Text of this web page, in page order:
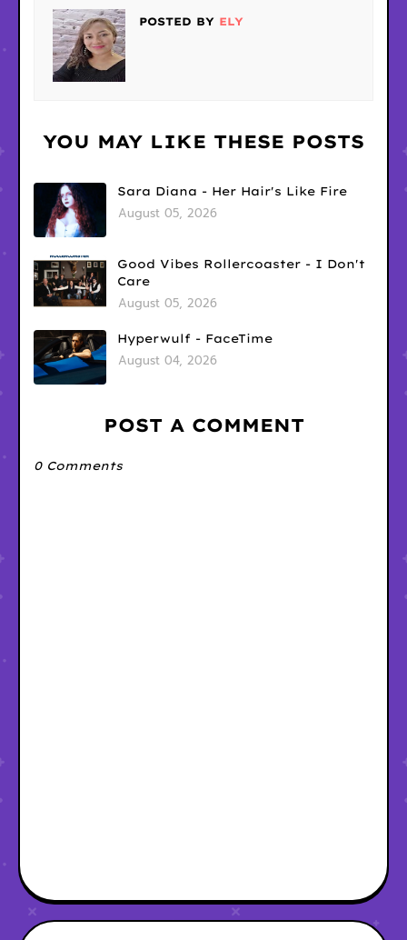
POSTED BY ELY
YOU MAY LIKE THESE POSTS
Sara Diana - Her Hair's Like Fire
August 05, 2026
Good Vibes Rollercoaster - I Don't
Care
August 05, 2026
Hyperwulf - FaceTime
August 04, 2026
POST A COMMENT
0 Comments